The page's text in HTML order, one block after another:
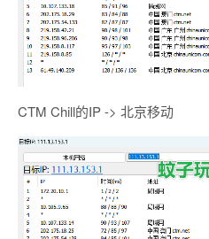
CTM Chill的IP -> 北京移动